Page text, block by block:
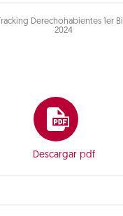
Tracking Derechohabientes 1er
2024
Descargar pdf